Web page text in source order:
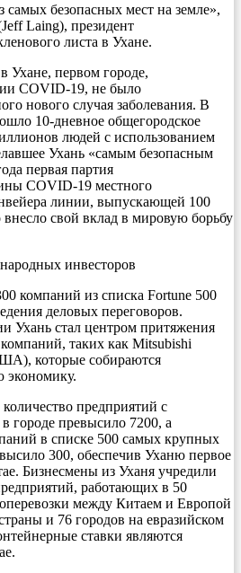
безопасных мест на земле»,
Laing), президент
листа в Ухане.
Ухане, первом городе,
COVID-19, не было
нового случая заболевания. В
10-дневное общегородское
людей с использованием
Ухань «самым безопасным
первая партия
COVID-19 местного
линии, выпускающей 100
свой вклад в мировую борьбу
инвесторов
компаний из списка Fortune 500
деловых переговоров.
Ухань стал центром притяжения
таких как Mitsubishi
которые собираются
экономику.
предприятий с
городе превысило 7200, а
в списке 500 самых крупных
300, обеспечив Уханю первое
Бизнесмены из Уханя учредили
работающих в 50
между Китаем и Европой
и 76 городов на евразийском
ставки являются